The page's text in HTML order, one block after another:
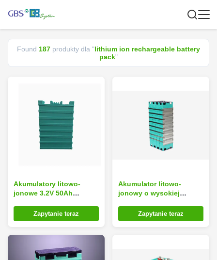
Found 187 produkty dla "lithium ion rechargeable battery
pack"
Akumulatory litowo-
jonowe 3.2V 50Ah
elektrycznych
Zapytanie teraz
Akumulator litowo-
jonowy o wysokiej
bateria jonowo-
fosforanowa o
Zapytanie teraz